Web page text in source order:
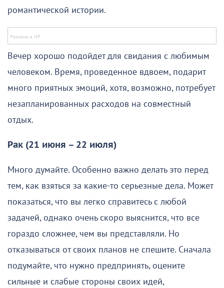
романтической истории.
Вечер хорошо подойдет для свидания с любимым
человеком. Время, проведенное вдвоем, подарит
много приятных эмоций, хотя, возможно, потребует
незапланированных расходов на совместный
отдых.
Рак (21 июня – 22 июля)
Много думайте. Особенно важно делать это перед
тем, как взяться за какие-то серьезные дела. Может
показаться, что вы легко справитесь с любой
задачей, однако очень скоро выяснится, что все
гораздо сложнее, чем вы представляли. Но
отказываться от своих планов не спешите. Сначала
подумайте, что нужно предпринять, оцените
сильные и слабые стороны своих идей,